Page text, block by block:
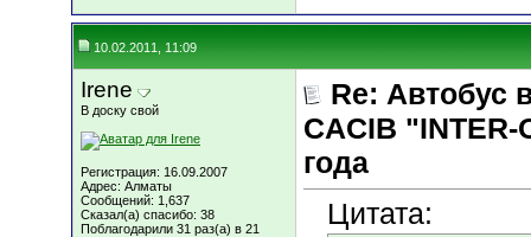
10.02.2011, 11:09
Irene
В доску свой
Регистрация: 16.09.2007
Адрес: Алматы
Сообщений: 1,637
Сказал(а) спасибо: 38
Поблагодарили 31 раз(а) в 21
Re: Автобус
CACIB "INTER-
года
Цитата: